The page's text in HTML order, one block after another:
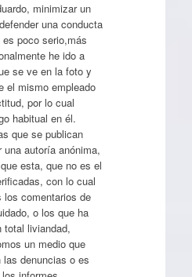
minimizar un
una conducta
poco serio,más
he ido a
se ve en la foto y
el mismo empleado
por lo cual
habitual en él.
que se publican
una autoría anónima,
esta, que no es el
con lo cual
los comentarios de
o los que ha
total liviandad,
un medio que
denuncias o es